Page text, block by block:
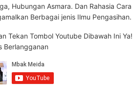
Hubungan Asmara. Dan Rahasia Cara
Berbagai jenis Ilmu Pengasihan.
Tekan Tombol Youtube Dibawah Ini
Berlangganan